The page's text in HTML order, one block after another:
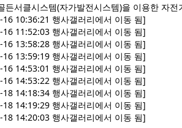
든서클시스템(자가발전시스템)을 이용한 자
10:36:21 행사갤러리에서 이동 됨]
11:52:03 행사갤러리에서 이동 됨]
13:58:28 행사갤러리에서 이동 됨]
13:59:19 행사갤러리에서 이동 됨]
14:53:01 행사갤러리에서 이동 됨]
14:53:22 행사갤러리에서 이동 됨]
14:18:34 행사갤러리에서 이동 됨]
14:19:29 행사갤러리에서 이동 됨]
14:20:03 행사갤러리에서 이동 됨]